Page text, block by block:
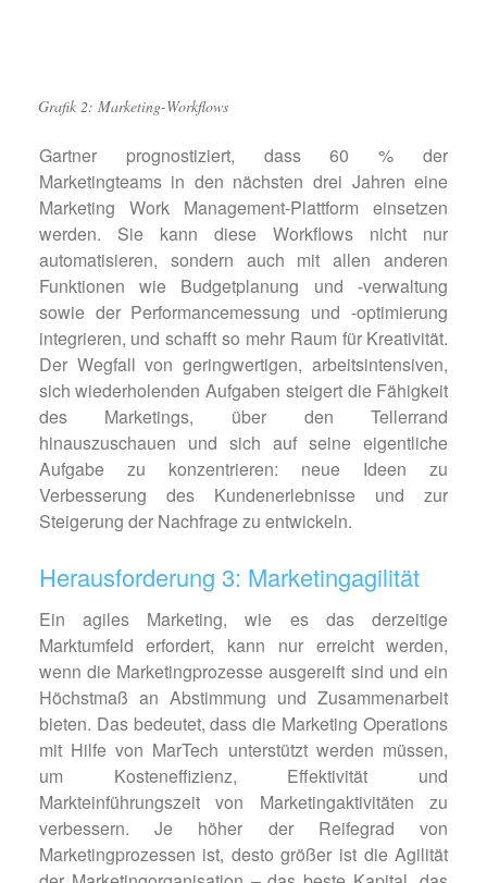
Grafik 2: Marketing-Workflows
Gartner prognostiziert, dass 60 % der
Marketingteams in den nächsten drei Jahren eine
Marketing Work Management-Plattform einsetzen
werden. Sie kann diese Workflows nicht nur
automatisieren, sondern auch mit allen anderen
Funktionen wie Budgetplanung und -verwaltung
sowie der Performancemessung und -optimierung
integrieren, und schafft so mehr Raum für Kreativität.
Der Wegfall von geringwertigen, arbeitsintensiven,
sich wiederholenden Aufgaben steigert die Fähigkeit
des Marketings, über den Tellerrand
hinauszuschauen und sich auf seine eigentliche
Aufgabe zu konzentrieren: neue Ideen zu
Verbesserung des Kundenerlebnisse und zur
Steigerung der Nachfrage zu entwickeln.
Herausforderung 3: Marketingagilität
Ein agiles Marketing, wie es das derzeitige
Marktumfeld erfordert, kann nur erreicht werden,
wenn die Marketingprozesse ausgereift sind und ein
Höchstmaß an Abstimmung und Zusammenarbeit
bieten. Das bedeutet, dass die Marketing Operations
mit Hilfe von MarTech unterstützt werden müssen,
um Kosteneffizienz, Effektivität und
Markteinführungszeit von Marketingaktivitäten zu
verbessern. Je höher der Reifegrad von
Marketingprozessen ist, desto größer ist die Agilität